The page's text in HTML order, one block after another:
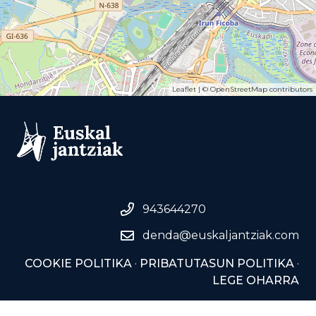
Leaflet| © OpenStreetMapcontributors
943644270
denda@euskaljantziak.com
COOKIE POLITIKA · PRIBATUTASUN POLITIKA ·
LEGE OHARRA